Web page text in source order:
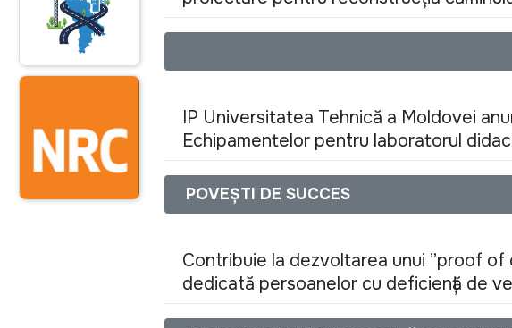
IP Universitatea Tehnică a Moldovei
Echipamentelor pentru laboratorul
POVEȘTI DE SUCCES
Contribuie la dezvoltarea unui ”proof
dedicată persoanelor cu deficiență de